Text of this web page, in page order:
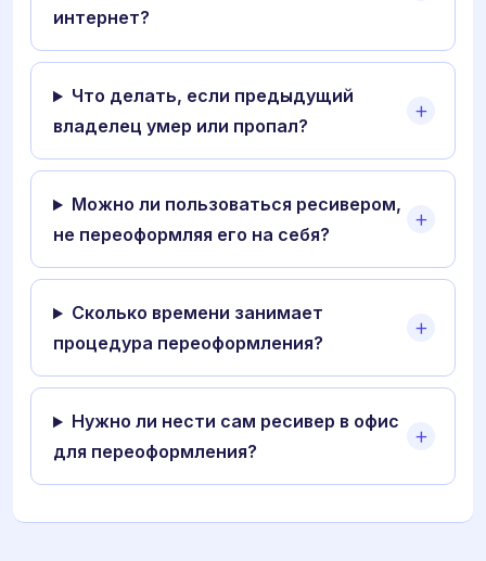
интернет?
Что делать, если предыдущий
владелец умер или пропал?
Можно ли пользоваться ресивером,
не переоформляя его на себя?
Сколько времени занимает
процедура переоформления?
Нужно ли нести сам ресивер в офис
для переоформления?